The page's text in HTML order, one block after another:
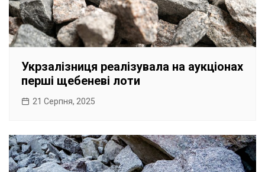
Укрзалізниця реалізувала на аукціонах
перші щебеневі лоти
21 Серпня, 2025